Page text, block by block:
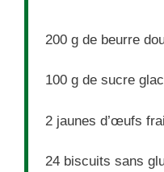
200 g de beurre
100 g de sucre
2 jaunes d’œufs
24 biscuits sans